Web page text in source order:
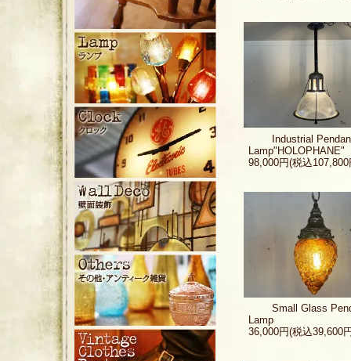
Industrial
Lamp"HOLOPHANE"
98,000円(税込107,800
Small Glass
Lamp
36,000円(税込39,600